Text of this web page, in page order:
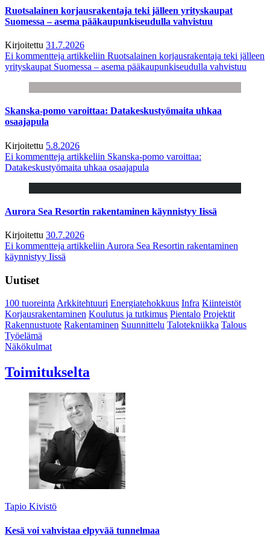
Ruotsalainen korjausrakentaja teki jälleen yrityskaupat
Suomessa – asema pääkaupunkiseudulla vahvistuu
Kirjoitettu 31.7.2026
Ei kommentteja artikkeliin Ruotsalainen korjausrakentaja teki jälleen
yrityskaupat Suomessa – asema pääkaupunkiseudulla vahvistuu
Skanska-pomo varoittaa: Datakeskustyömaita uhkaa
osaajapula
Kirjoitettu 5.8.2026
Ei kommentteja artikkeliin Skanska-pomo varoittaa:
Datakeskustyömaita uhkaa osaajapula
Aurora Sea Resortin rakentaminen käynnistyy Iissä
Kirjoitettu 30.7.2026
Ei kommentteja artikkeliin Aurora Sea Resortin rakentaminen
käynnistyy Iissä
Uutiset
100 tuoreintaArkkitehtuuri Energiatehokkuus Infra Kiinteistöt
Korjausrakentaminen Koulutus ja tutkimus Pientalo Projektit
Rakennustuote Rakentaminen Suunnittelu Talotekniikka Talous
Työelämä
Näkökulmat
Toimitukselta
Tapio Kivistö
Kesä voi vahvistaa elpyvää tunnelmaa